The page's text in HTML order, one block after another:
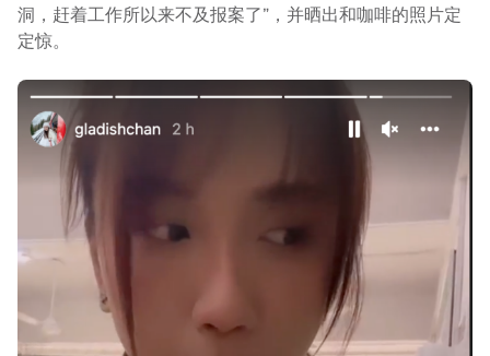
洞，赶着工作所以来不及报案了”，并晒出和咖啡的照片定
定惊。